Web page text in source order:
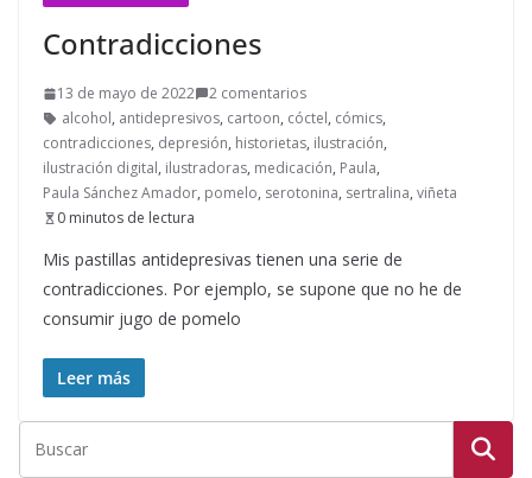
Contradicciones
13 de mayo de 2022
2 comentarios
alcohol, antidepresivos, cartoon, cóctel, cómics,
contradicciones, depresión, historietas, ilustración,
ilustración digital, ilustradoras, medicación, Paula,
Paula Sánchez Amador, pomelo, serotonina, sertralina, viñeta
0 minutos de lectura
Mis pastillas antidepresivas tienen una serie de
contradicciones. Por ejemplo, se supone que no he de
consumir jugo de pomelo
Leer más